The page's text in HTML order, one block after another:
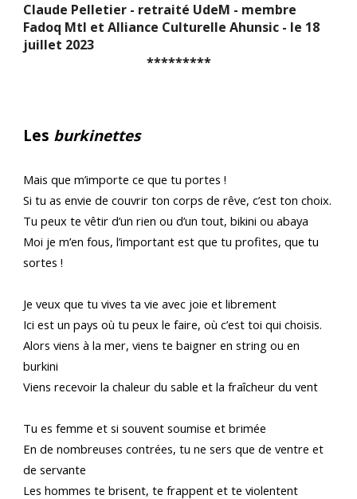
Claude Pelletier - retraité UdeM - membre
Fadoq Mtl et Alliance Culturelle Ahunsic - le 18
juillet 2023
*********
Les burkinettes
Mais que m’importe ce que tu portes !
Si tu as envie de couvrir ton corps de rêve, c’est ton choix.
Tu peux te vêtir d’un rien ou d’un tout, bikini ou abaya
Moi je m’en fous, l’important est que tu profites, que tu
sortes !
Je veux que tu vives ta vie avec joie et librement
Ici est un pays où tu peux le faire, où c’est toi qui choisis.
Alors viens à la mer, viens te baigner en string ou en
burkini
Viens recevoir la chaleur du sable et la fraîcheur du vent
Tu es femme et si souvent soumise et brimée
En de nombreuses contrées, tu ne sers que de ventre et
de servante
Les hommes te brisent, te frappent et te violentent